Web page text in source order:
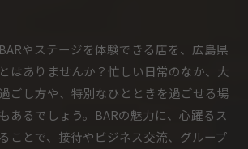
やステージを体験できる店を、広島県
はありませんか？忙しい日常のなか、大
ごし方や、特別なひとときを過ごせる場
あるでしょう。BARの魅力に、心躍るス
ことで、接待やビジネス交流、グループ